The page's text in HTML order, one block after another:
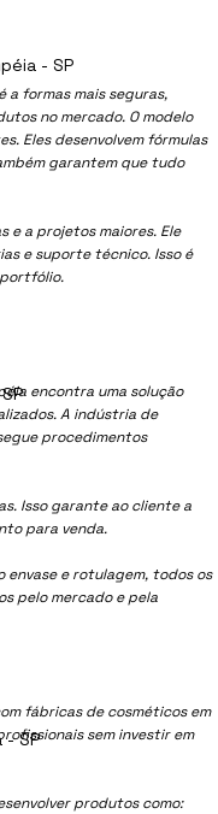
a formas mais seguras,
no mercado. O modelo
Eles desenvolvem fórmulas
garantem que tudo
e a projetos maiores. Ele
e suporte técnico. Isso é
encontra uma solução
A indústria de
procedimentos
Isso garante ao cliente a
para venda.
envase e rotulagem, todos os
pelo mercado e pela
fábricas de cosméticos em
sem investir em
produtos como:
- SP
- SP